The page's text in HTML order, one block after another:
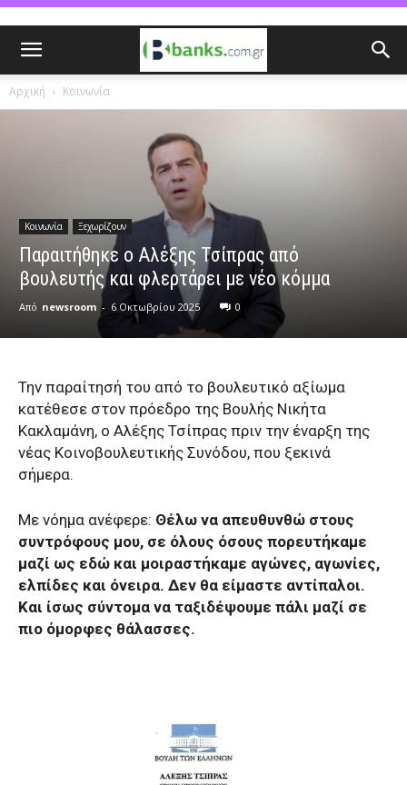
Αρχική Κοινωνία
Κοινωνία Ξεχωρίζουν
Παραιτήθηκε ο Αλέξης Τσίπρας από
βουλευτής και φλερτάρει με νέο κόμμα
Από newsroom - 6 Οκτωβρίου 2025 0
Την παραίτησή του από το βουλευτικό αξίωμα
κατέθεσε στον πρόεδρο της Βουλής Νικήτα
Κακλαμάνη, ο Αλέξης Τσίπρας πριν την έναρξη της
νέας Κοινοβουλευτικής Συνόδου, που ξεκινά
σήμερα.
Με νόημα ανέφερε: Θέλω να απευθυνθώ στους
συντρόφους μου, σε όλους όσους πορευτήκαμε
μαζί ως εδώ και μοιραστήκαμε αγώνες, αγωνίες,
ελπίδες και όνειρα. Δεν θα είμαστε αντίπαλοι.
Και ίσως σύντομα να ταξιδέψουμε πάλι μαζί σε
πιο όμορφες θάλασσες.